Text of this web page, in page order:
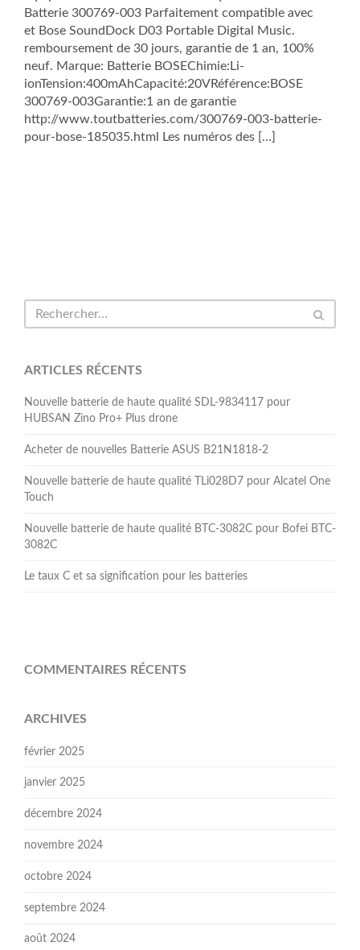
Batterie 300769-003 Parfaitement compatible avec
et Bose SoundDock D03 Portable Digital Music.
remboursement de 30 jours, garantie de 1 an, 100%
neuf. Marque: Batterie BOSEChimie:Li-
ionTension:400mAhCapacité:20VRéférence:BOSE
300769-003Garantie:1 an de garantie
http://www.toutbatteries.com/300769-003-batterie-
pour-bose-185035.html Les numéros des […]
ARTICLES RÉCENTS
Nouvelle batterie de haute qualité SDL-9834117 pour
HUBSAN Zino Pro+ Plus drone
Acheter de nouvelles Batterie ASUS B21N1818-2
Nouvelle batterie de haute qualité TLi028D7 pour Alcatel One
Touch
Nouvelle batterie de haute qualité BTC-3082C pour Bofei BTC-
3082C
Le taux C et sa signification pour les batteries
COMMENTAIRES RÉCENTS
ARCHIVES
février 2025
janvier 2025
décembre 2024
novembre 2024
octobre 2024
septembre 2024
août 2024